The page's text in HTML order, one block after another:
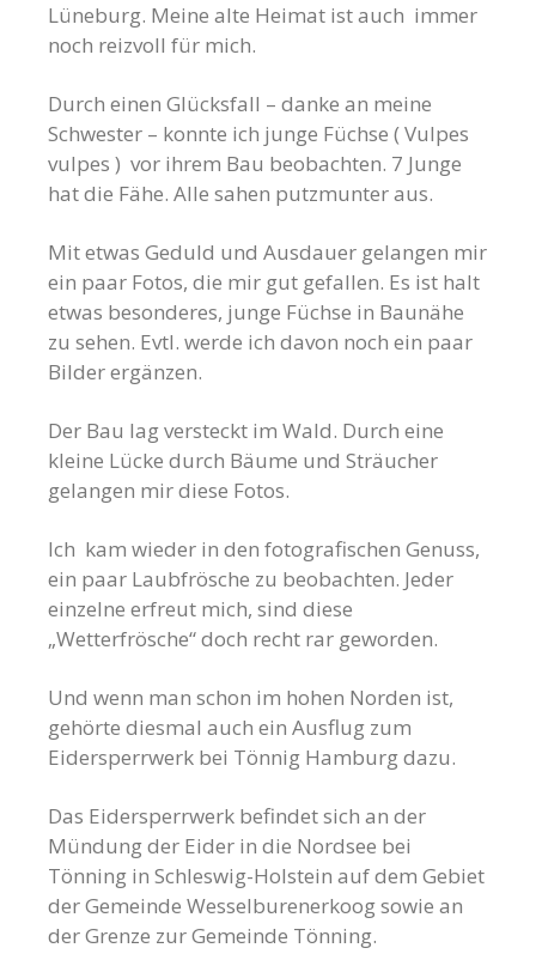
Lüneburg. Meine alte Heimat ist auch immer
noch reizvoll für mich.
Durch einen Glücksfall – danke an meine
Schwester – konnte ich junge Füchse ( Vulpes
vulpes ) vor ihrem Bau beobachten. 7 Junge
hat die Fähe. Alle sahen putzmunter aus.
Mit etwas Geduld und Ausdauer gelangen mir
ein paar Fotos, die mir gut gefallen. Es ist halt
etwas besonderes, junge Füchse in Baunähe
zu sehen. Evtl. werde ich davon noch ein paar
Bilder ergänzen.
Der Bau lag versteckt im Wald. Durch eine
kleine Lücke durch Bäume und Sträucher
gelangen mir diese Fotos.
Ich kam wieder in den fotografischen Genuss,
ein paar Laubfrösche zu beobachten. Jeder
einzelne erfreut mich, sind diese
„Wetterfrösche“ doch recht rar geworden.
Und wenn man schon im hohen Norden ist,
gehörte diesmal auch ein Ausflug zum
Eidersperrwerk bei Tönnig Hamburg dazu.
Das Eidersperrwerk befindet sich an der
Mündung der Eider in die Nordsee bei
Tönning in Schleswig-Holstein auf dem Gebiet
der Gemeinde Wesselburenerkoog sowie an
der Grenze zur Gemeinde Tönning.